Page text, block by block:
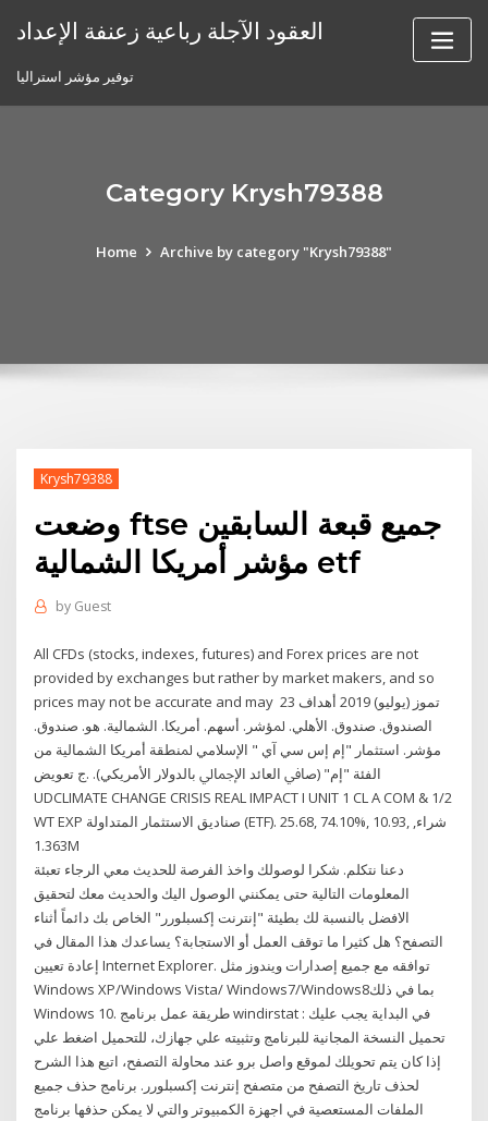
العقود الآجلة رباعية زعنفة الإعداد
توفير مؤشر استراليا
Category Krysh79388
Home Archive by category "Krysh79388"
Krysh79388
وضعت ftse جميع قبعة السابقين
مؤشر أمريكا الشمالية etf
by Guest
All CFDs (stocks, indexes, futures) and Forex prices are not
provided by exchanges but rather by market makers, and so
prices may not be accurate and may 23 تموز (يوليو) 2019 أﻫﺪاف
اﻟﺼﻨﺪوق. ﺻﻨﺪوق. اﻷﻫﻠﻲ. ﳌﺆﺷﺮ. أﺳﻬﻢ. أﻣﺮﻳﻜﺎ. اﻟﺸﻤﺎﻟﻴﺔ. ﻫﻮ. ﺻﻨﺪوق.
ﻣﺆﺷﺮ. اﺳﺘﺜﻤﺎر "إم إس ﺳﻲ آي " اﻹﺳﻼﻣﻲ ﳌﻨﻄﻘﺔ أﻣﺮﻳﻜﺎ اﻟﺸﻤﺎﻟﻴﺔ ﻣﻦ
اﻟﻔﺌﺔ "إم" (ﺻﺎﰲ اﻟﻌﺎﺋﺪ اﻹﲨﺎﱄ ﺑﺎﻟﺪوﻻر اﻷﻣﺮﻳﻜﻲ). .ج ﺗﻌﻮﻳﺾ
UDCLIMATE CHANGE CRISIS REAL IMPACT I UNIT 1 CL A COM & 1/2
WT EXP صناديق الاستثمار المتداولة (ETF). ‪25.68‬, ‪74.10%‬, ‪10.93‬, شراء,
1.363M
دعنا نتكلم. شكرا لوصولك واخذ الفرصة للحديث معي الرجاء تعبئة
المعلومات التالية حتى يمكنني الوصول اليك والحديث معك لتحقيق
الافضل بالنسبة لك بطيئة "إنترنت إكسبلورر" الخاص بك دائماً أثناء
التصفح؟ هل كثيرا ما توقف العمل أو الاستجابة؟ يساعدك هذا المقال في
إعادة تعيين Internet Explorer. توافقه مع جميع إصدارات ويندوز مثل
Windows XP/Windows Vista/ Windows7/Windows8بما في ذلك
Windows 10. طريقة عمل برنامج windirstat : في البداية يجب عليك
تحميل النسخة المجانية للبرنامج وتثبيته علي جهازك، للتحميل اضغط علي
إذا كان يتم تحويلك لموقع واصل برو عند محاولة التصفح، اتبع هذا الشرح
لحذف تاريخ التصفح من متصفح إنترنت إكسبلورر. برنامج حذف جميع
الملفات المستعصية في اجهزة الكمبيوتر والتي لا يمكن حذفها برنامج